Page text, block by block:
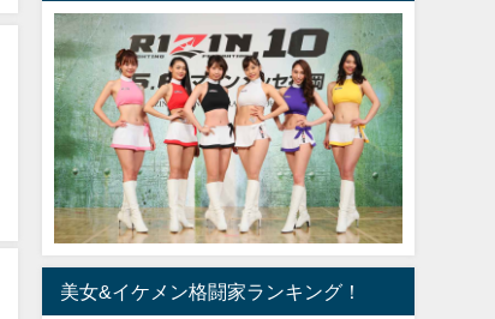
美女&イケメン格闘家ランキング！